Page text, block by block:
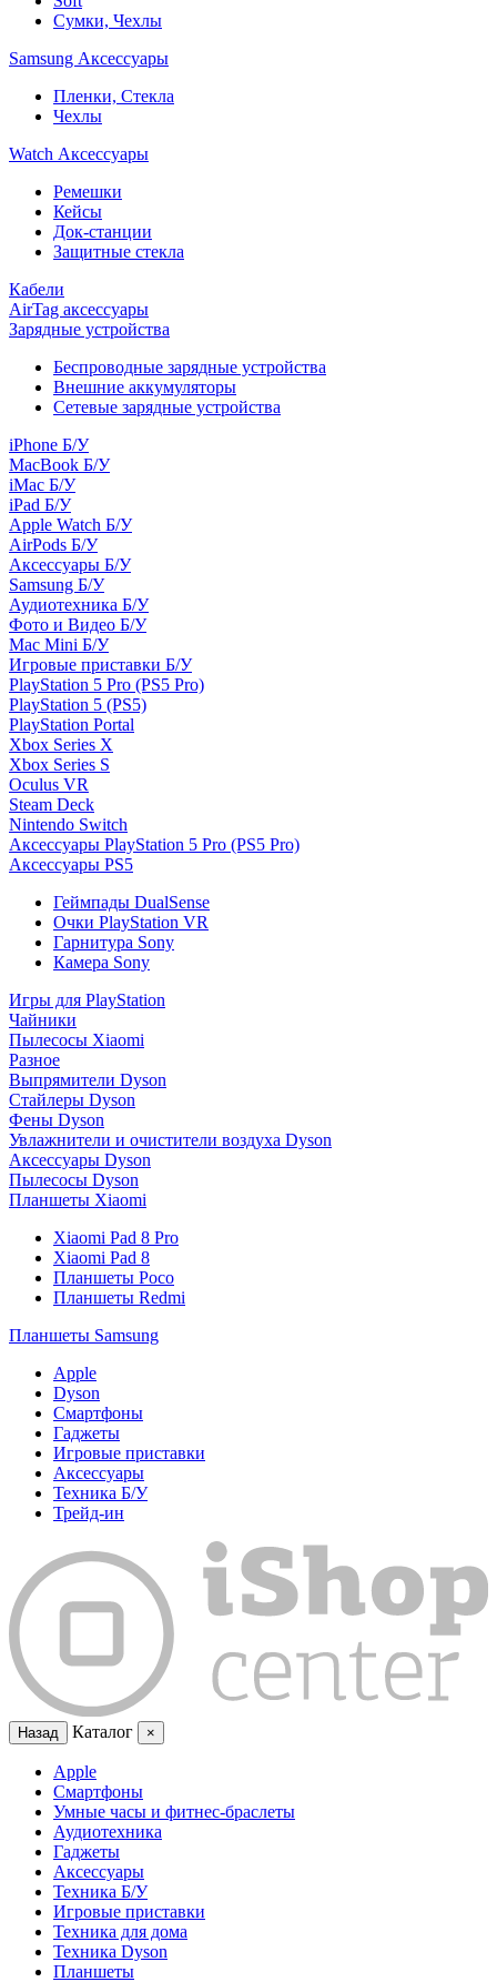
Сумки, Чехлы
Samsung Аксессуары
Пленки, Стекла
Чехлы
Watch Аксессуары
Ремешки
Кейсы
Док-станции
Защитные стекла
Кабели
AirTag аксессуары
Зарядные устройства
Беспроводные зарядные устройства
Внешние аккумуляторы
Сетевые зарядные устройства
iPhone Б/У
MacBook Б/У
iMac Б/У
iPad Б/У
Apple Watch Б/У
AirPods Б/У
Аксессуары Б/У
Samsung Б/У
Аудиотехника Б/У
Фото и Видео Б/У
Mac Mini Б/У
Игровые приставки Б/У
PlayStation 5 Pro (PS5 Pro)
PlayStation 5 (PS5)
PlayStation Portal
Xbox Series X
Xbox Series S
Oculus VR
Steam Deck
Nintendo Switch
Аксессуары PlayStation 5 Pro (PS5 Pro)
Аксессуары PS5
Геймпады DualSense
Очки PlayStation VR
Гарнитура Sony
Камера Sony
Игры для PlayStation
Чайники
Пылесосы Xiaomi
Разное
Выпрямители Dyson
Стайлеры Dyson
Фены Dyson
Увлажнители и очистители воздуха Dyson
Аксессуары Dyson
Пылесосы Dyson
Планшеты Xiaomi
Xiaomi Pad 8 Pro
Xiaomi Pad 8
Планшеты Poco
Планшеты Redmi
Планшеты Samsung
Apple
Dyson
Смартфоны
Гаджеты
Игровые приставки
Аксессуары
Техника Б/У
Трейд-ин
Назад Каталог ×
Apple
Смартфоны
Умные часы и фитнес-браслеты
Аудиотехника
Гаджеты
Аксессуары
Техника Б/У
Игровые приставки
Техника для дома
Техника Dyson
Планшеты